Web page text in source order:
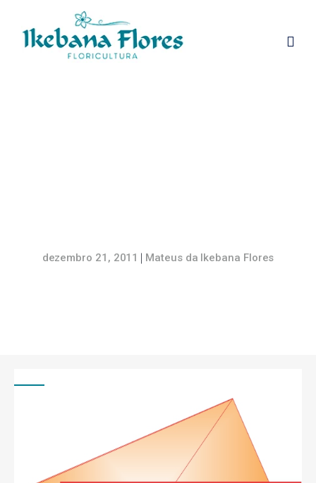
dezembro 21, 2011 Mateus da Ikebana Flores